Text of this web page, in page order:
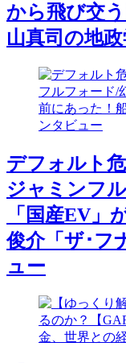
から飛び交
山真司の地
デフォルト
ジャミンフ
「国産EV」
俊介「ザ･フ
ュー